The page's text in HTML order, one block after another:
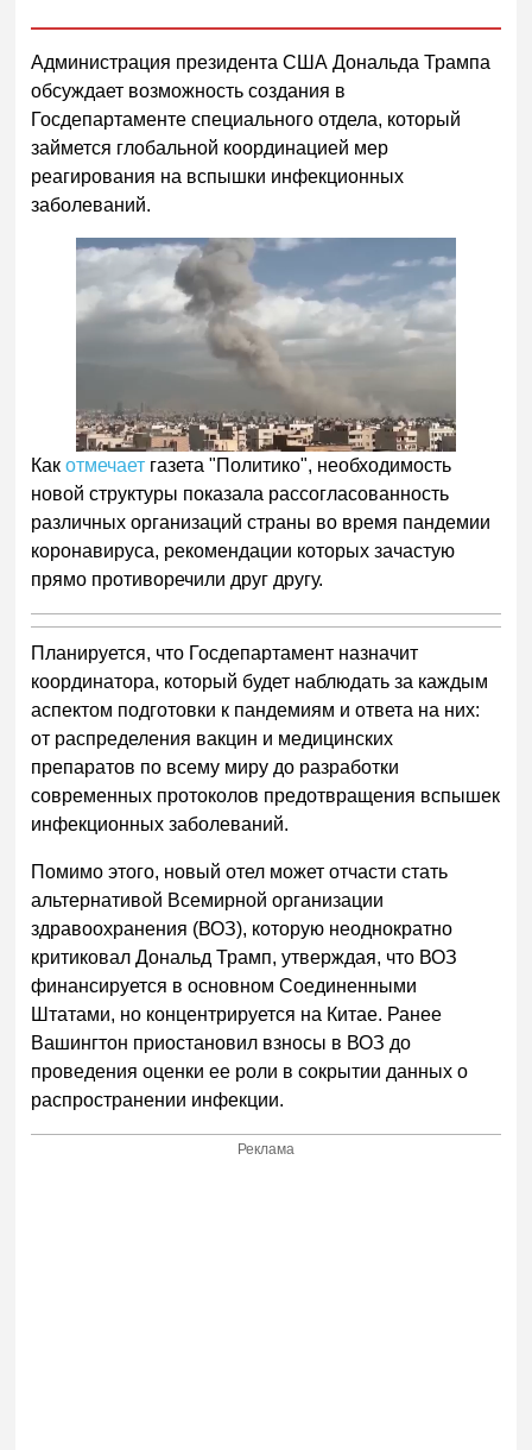
Администрация президента США Дональда Трампа
обсуждает возможность создания в
Госдепартаменте специального отдела, который
займется глобальной координацией мер
реагирования на вспышки инфекционных
заболеваний.
Какотмечает газета "Политико", необходимость
новой структуры показала рассогласованность
различных организаций страны во время пандемии
коронавируса, рекомендации которых зачастую
прямо противоречили друг другу.
Планируется, что Госдепартамент назначит
координатора, который будет наблюдать за каждым
аспектом подготовки к пандемиям и ответа на них:
от распределения вакцин и медицинских
препаратов по всему миру до разработки
современных протоколов предотвращения вспышек
инфекционных заболеваний.
Помимо этого, новый отел может отчасти стать
альтернативой Всемирной организации
здравоохранения (ВОЗ), которую неоднократно
критиковал Дональд Трамп, утверждая, что ВОЗ
финансируется в основном Соединенными
Штатами, но концентрируется на Китае. Ранее
Вашингтон приостановил взносы в ВОЗ до
проведения оценки ее роли в сокрытии данных о
распространении инфекции.
Реклама